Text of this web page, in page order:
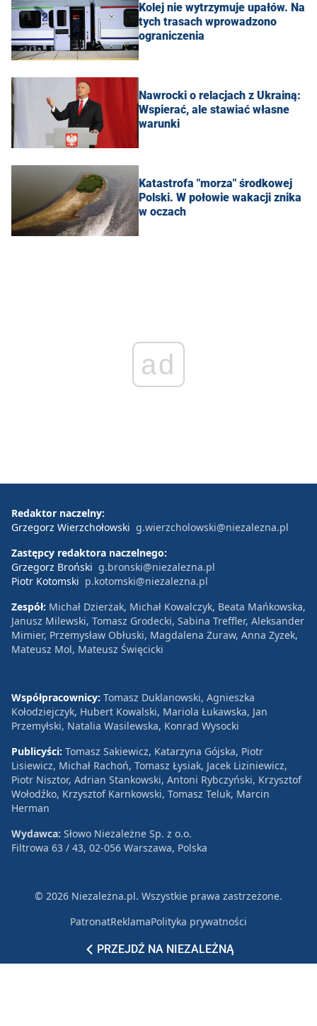
Kolej nie wytrzymuje upałów. Na
tych trasach wprowadzono
ograniczenia
Nawrocki o relacjach z Ukrainą:
Wspierać, ale stawiać własne
warunki
Katastrofa "morza" środkowej
Polski. W połowie wakacji znika
w oczach
ad
PRZEJDŹ NA NIEZALEŻNĄ
Redaktor naczelny:
Grzegorz Wierzchołowski g.wierzcholowski@niezalezna.pl
Zastępcy redaktora naczelnego:
Grzegorz Broński g.bronski@niezalezna.pl
Piotr Kotomski p.kotomski@niezalezna.pl
Zespół: Michał Dzierżak, Michał Kowalczyk, Beata Mańkowska,
Janusz Milewski, Tomasz Grodecki, Sabina Treffler, Aleksander
Mimier, Przemysław Obłuski, Magdalena Żuraw, Anna Zyzek,
Mateusz Mol, Mateusz Święcicki
Współpracownicy: Tomasz Duklanowski, Agnieszka
Kołodziejczyk, Hubert Kowalski, Mariola Łukawska, Jan
Przemyłski, Natalia Wasilewska, Konrad Wysocki
Publicyści: Tomasz Sakiewicz, Katarzyna Gójska, Piotr
Lisiewicz, Michał Rachoń, Tomasz Łysiak, Jacek Liziniewicz,
Piotr Nisztor, Adrian Stankowski, Antoni Rybczyński, Krzysztof
Wołodźko, Krzysztof Karnkowski, Tomasz Teluk, Marcin
Herman
Wydawca: Słowo Niezależne Sp. z o.o.
Filtrowa 63 / 43, 02-056 Warszawa, Polska
© 2026 Niezależna.pl. Wszystkie prawa zastrzeżone.
PatronatReklamaPolityka prywatności